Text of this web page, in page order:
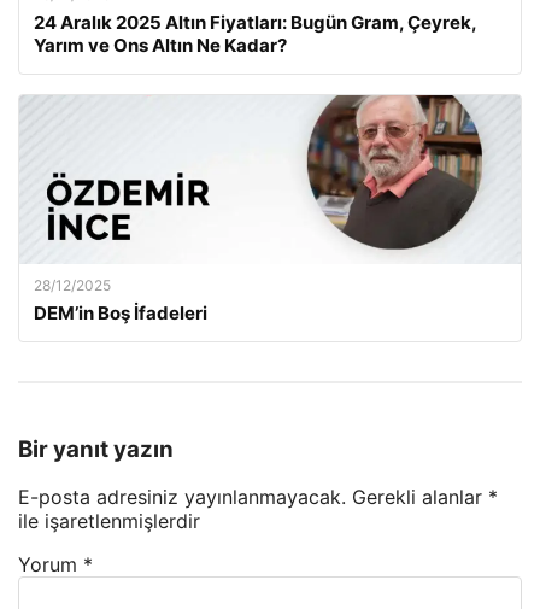
24 Aralık 2025 Altın Fiyatları: Bugün Gram, Çeyrek,
Yarım ve Ons Altın Ne Kadar?
28/12/2025
DEM’in Boş İfadeleri
Bir yanıt yazın
E-posta adresiniz yayınlanmayacak. Gerekli alanlar *
ile işaretlenmişlerdir
Yorum *